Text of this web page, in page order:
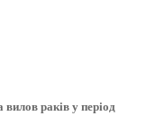
раків у період